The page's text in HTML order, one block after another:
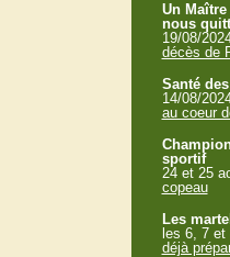
Un
nous
19/08/
décès de
Santé
14/08/
au coeur
sportif
24 et 25
copeau
Les
les 6, 7 et
déjà